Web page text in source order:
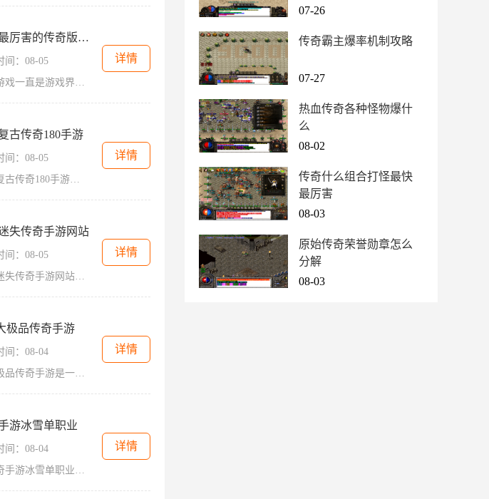
道士最厉害的传奇版本手游
间：08-05
传奇游戏一直是游戏界的传奇存在，而道士作为一个职业类型更是一直备受玩家的喜爱。而如今有一款道士最厉害的传奇版本手游问世了，这款游戏以2D游戏为基础，融入了角色扮演的元
详情
古传奇180手游
间：08-05
盛大复古传奇180手游是一款富有经典复古风格的传奇系列游戏。这款游戏采用了2D游戏画面，在传统的角色扮演游戏中加入了更多的创新元素，让玩家们可以在这个虚拟的世界中体验到真
详情
失传奇手游网站
间：08-05
超变迷失传奇手游网站是一个专注于传奇类2D游戏的网站。作为一款传奇游戏，它具有丰富多样的游戏玩法，吸引了众多玩家的关注和参与。传奇游戏以角色扮演为主题，玩家扮演不同的
详情
极品传奇手游
间：08-04
76大极品传奇手游是一款备受玩家喜爱的经典传奇游戏手游。他采用了76版本的经典玩法，还原了原汁原味的传奇游戏体验。在这个虚拟的世界里，玩家可以体验到刺激的战斗、激动人心
详情
游冰雪单职业
间：08-04
《传奇手游冰雪单职业》是一款备受期待的手机游戏。作为传奇手游系列的新作，冰雪单职业以其独特的玩法和精彩的剧情赢得了广大玩家的喜爱。冰雪单职业是传奇手游中最具挑战性
详情
07-26
传奇霸主爆率机制攻略
07-27
热血传奇各种怪物爆什
么
08-02
传奇什么组合打怪最快
最厉害
08-03
原始传奇荣誉勋章怎么
分解
08-03